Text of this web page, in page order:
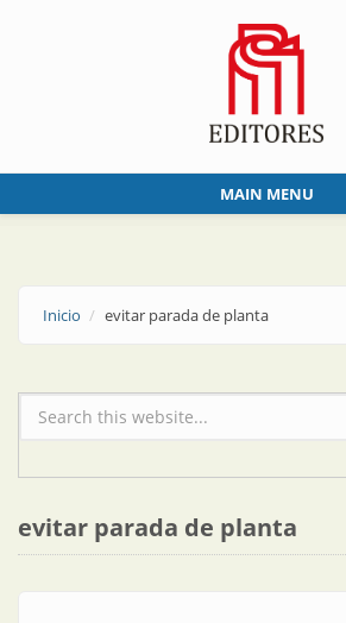
MAIN MENU
Inicio evitar parada de planta
Formulario de búsqueda
evitar parada de planta